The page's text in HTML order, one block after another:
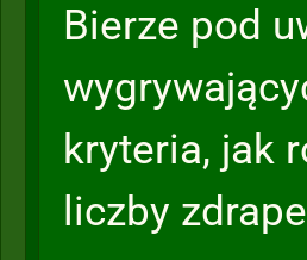
Bierze pod
kryteria, jak
liczby